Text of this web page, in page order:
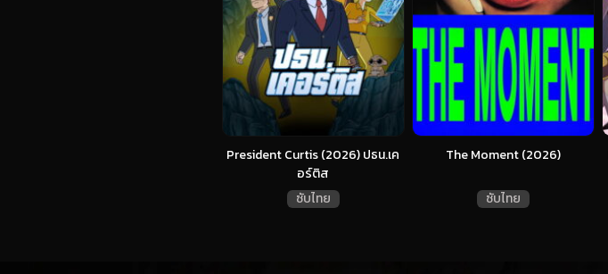
President Curtis (2026) ปธน.เค
อร์ติส
ซับไทย
The Moment (2026)
ซับไทย